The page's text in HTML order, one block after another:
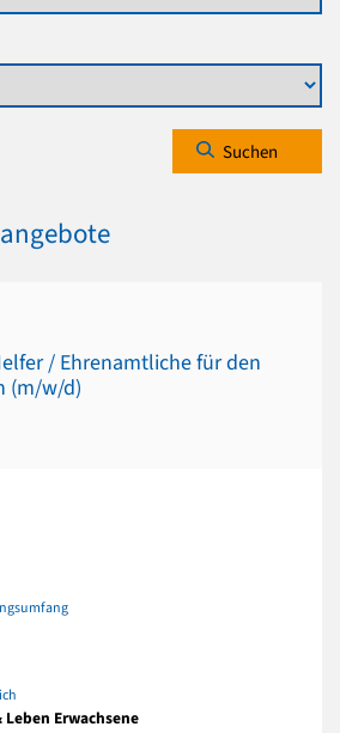
Suchen
/ Ehrenamtliche für den
(m/w/d)
Leben Erwachsene